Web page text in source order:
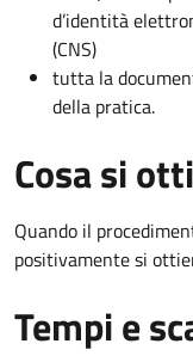
d’identità
(CNS)
tutta la
della pratica.
Cosa si
Quando il
positivamente si
Tempi e